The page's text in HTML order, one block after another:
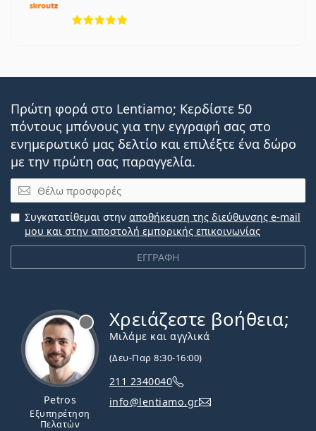
Πρώτη φορά στο Lentiamo; Κερδίστε 50
πόντους μπόνους για την εγγραφή σας στο
ενημερωτικό μας δελτίο και επιλέξτε ένα δώρο
με την πρώτη σας παραγγελία.
Email
ΕΓΓΡΑΦΗ
Συγκατατίθεμαι στην αποθήκευση της διεύθυνσης e-mail
μου και στην αποστολή εμπορικής επικοινωνίας
Petros
Εξυπηρέτηση
Πελατών
Χρειάζεστε βοήθεια;
Μιλάμε και αγγλικά
(Δευ-Παρ 8:30-16:00)
211 2340040
info@lentiamo.gr